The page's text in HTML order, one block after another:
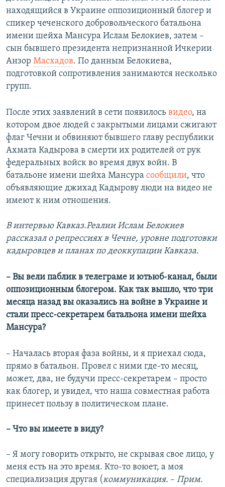
находящийся в Украине оппозиционный блогер и
спикер чеченского добровольческого батальона
имени шейха Мансура Ислам Белокиев, затем –
сын бывшего президента непризнанной Ичкерии
Анзор Масхадов. По данным Белокиева,
подготовкой сопротивления занимаются несколько
групп.
После этих заявлений в сети появилось видео, на
котором двое людей с закрытыми лицами сжигают
флаг Чечни и обвиняют бывшего главу республики
Ахмата Кадырова в смерти их родителей от рук
федеральных войск во время двух войн. В
батальоне имени шейха Мансура сообщили, что
объявляющие джихад Кадырову люди на видео не
имеют к ним отношения.
В интервью Кавказ.Реалии Ислам Белокиев
рассказал о репрессиях в Чечне, уровне подготовки
кадыровцев и планах по деоккупации Кавказа.
– Вы вели паблик в телеграме и ютьюб-канал, были
оппозиционным блогером. Как так вышло, что три
месяца назад вы оказались на войне в Украине и
стали пресс-секретарем батальона имени шейха
Мансура?
– Началась вторая фаза войны, и я приехал сюда,
прямо в батальон. Провел с ними где-то месяц,
может, два, не будучи пресс-секретарем – просто
как блогер, и увидел, что наша совместная работа
принесет пользу в политическом плане.
– Что вы имеете в виду?
– Я могу говорить открыто, не скрывая свое лицо, у
меня есть на это время. Кто-то воюет, а моя
специализация другая (коммуникация. – Прим.